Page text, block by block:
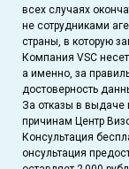
всех случаях
не сотрудниками
страны, в которую
Компания VSC
а именно, за
достоверность
За отказы в выдаче
причинам Центр
Консультация
онсультация